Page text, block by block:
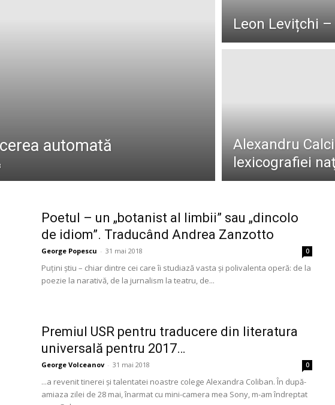
Uniunea automată
Leon Levițchi
Alexandru
lexicografiei
Poetul – un „botanist al limbii” sau „dincolo
de idiom”. Traducând Andrea Zanzotto
George Popescu - 31 mai 2018 0
Puțini știu – chiar dintre cei care îi studiază vasta și polivalenta operă: de la
poezie la narativă, de la jurnalism la teatru, de...
Premiul USR pentru traducere din literatura
universală pentru 2017…
George Volceanov - 31 mai 2018 0
...a revenit tinerei şi talentatei noastre colege Alexandra Coliban. În după-
amiaza zilei de 28 mai, înarmat cu mini-camera mea Sony, m-am îndreptat